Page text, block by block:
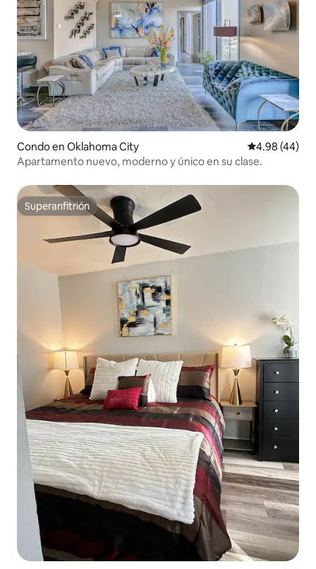
Condo en Oklahoma City Calificación
4.98 (44)
Apartamento nuevo, moderno y único en su clase.
Superanfitrión
Superanfitrión